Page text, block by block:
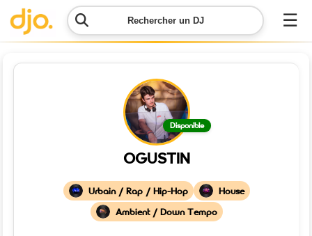
Rechercher un DJ ☰
Menu
demande
Disponible
OGUSTIN
Urbain / Rap / Hip-Hop
House
Ambient / Down Tempo